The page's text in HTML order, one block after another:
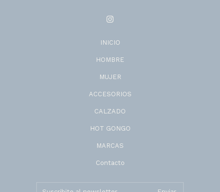
INICIO
HOMBRE
MUJER
ACCESORIOS
CALZADO
HOT GONGO
MARCAS
Contacto